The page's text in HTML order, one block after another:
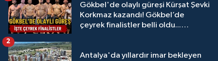
Gökbel'de olaylı güreşi Kürşat Şevki
Korkmaz kazandı! Gökbel’de
çeyrek finalistler belli oldu...
Antalya'da yıllardır imar bekleyen
2